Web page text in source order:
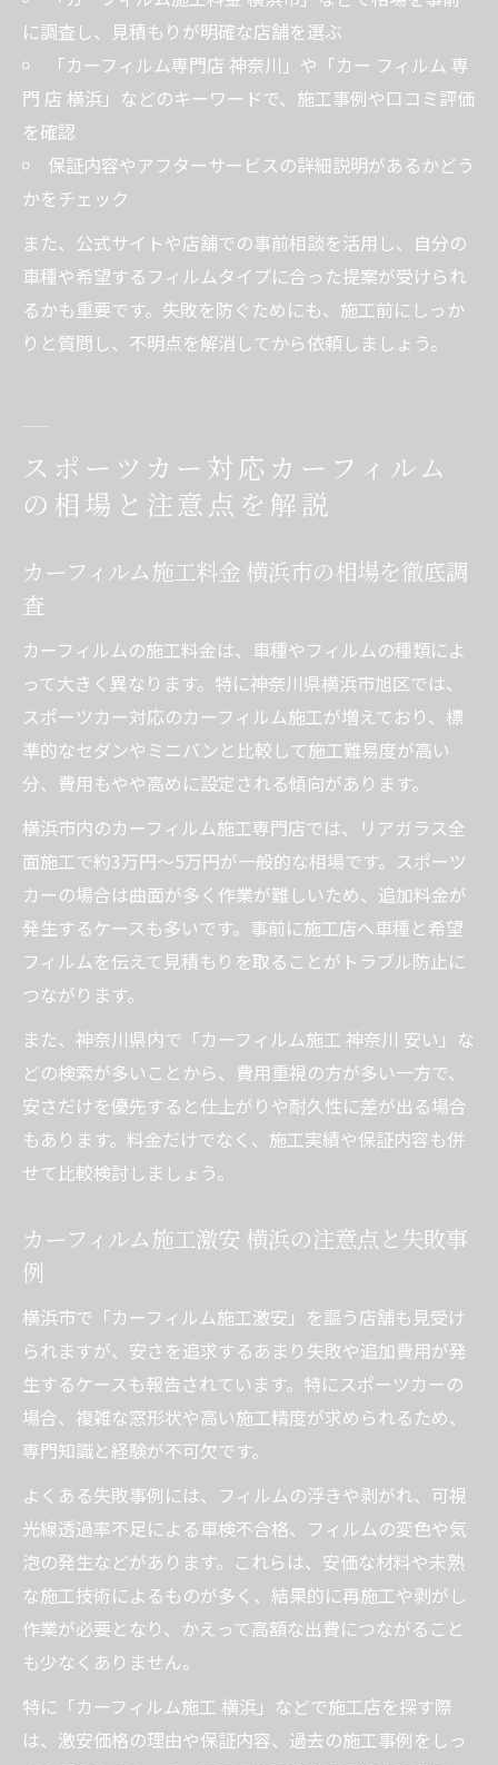
に調査し、見積もりが明確な店舗を選ぶ
「カーフィルム専門店 神奈川」や「カー フィルム 専
門 店 横浜」などのキーワードで、施工事例や口コミ評価
を確認
保証内容やアフターサービスの詳細説明があるかどう
かをチェック
また、公式サイトや店舗での事前相談を活用し、自分の
車種や希望するフィルムタイプに合った提案が受けられ
るかも重要です。失敗を防ぐためにも、施工前にしっか
りと質問し、不明点を解消してから依頼しましょう。
スポーツカー対応カーフィルム
の相場と注意点を解説
カーフィルム施工料金 横浜市の相場を徹底調
査
カーフィルムの施工料金は、車種やフィルムの種類によ
って大きく異なります。特に神奈川県横浜市旭区では、
スポーツカー対応のカーフィルム施工が増えており、標
準的なセダンやミニバンと比較して施工難易度が高い
分、費用もやや高めに設定される傾向があります。
横浜市内のカーフィルム施工専門店では、リアガラス全
面施工で約3万円～5万円が一般的な相場です。スポーツ
カーの場合は曲面が多く作業が難しいため、追加料金が
発生するケースも多いです。事前に施工店へ車種と希望
フィルムを伝えて見積もりを取ることがトラブル防止に
つながります。
また、神奈川県内で「カーフィルム施工 神奈川 安い」な
どの検索が多いことから、費用重視の方が多い一方で、
安さだけを優先すると仕上がりや耐久性に差が出る場合
もあります。料金だけでなく、施工実績や保証内容も併
せて比較検討しましょう。
カーフィルム施工激安 横浜の注意点と失敗事
例
横浜市で「カーフィルム施工激安」を謳う店舗も見受け
られますが、安さを追求するあまり失敗や追加費用が発
生するケースも報告されています。特にスポーツカーの
場合、複雑な窓形状や高い施工精度が求められるため、
専門知識と経験が不可欠です。
よくある失敗事例には、フィルムの浮きや剥がれ、可視
光線透過率不足による車検不合格、フィルムの変色や気
泡の発生などがあります。これらは、安価な材料や未熟
な施工技術によるものが多く、結果的に再施工や剥がし
作業が必要となり、かえって高額な出費につながること
も少なくありません。
特に「カーフィルム施工 横浜」などで施工店を探す際
は、激安価格の理由や保証内容、過去の施工事例をしっ